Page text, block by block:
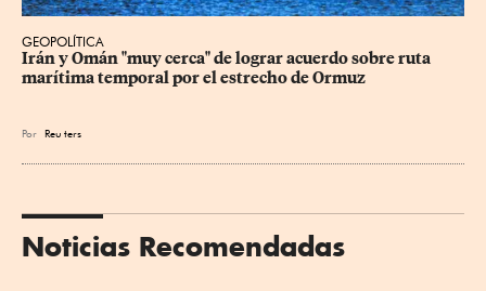
GEOPOLÍTICA
Irán y Omán "muy cerca" de lograr acuerdo sobre ruta
marítima temporal por el estrecho de Ormuz
Por Reu ters
Noticias Recomendadas